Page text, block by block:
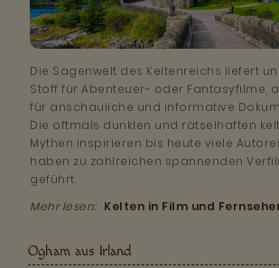
Die Sagenwelt des Keltenreichs liefert
Stoff für Abenteuer- oder Fantasyfilme,
für anschauliche und informative
Die oftmals dunklen und rätselhaften
Mythen inspirieren bis heute viele
haben zu zahlreichen spannenden
geführt.
Mehr lesen: Kelten in Film und
Ogham aus Irland